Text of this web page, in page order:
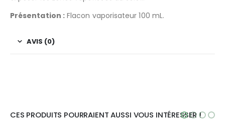
Présentation :Flacon vaporisateur 100 mL.
AVIS (0)
CES PRODUITS POURRAIENT AUSSI VOUS INTÉRESSER !